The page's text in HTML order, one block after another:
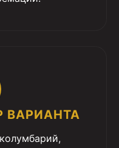
ВАРИАНТА